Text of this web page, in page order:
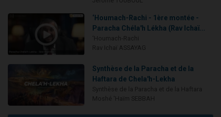
‘Houmach-Rachi - 1ère montée -
Paracha Chéla'h Lékha (Rav Ichaï...
Synthèse de la Paracha et de la
Haftara de Chela'h-Lekha